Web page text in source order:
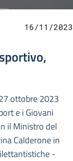
16/11/2023
ottobre 2023
e i Giovani
il Ministro del
Calderone in
-